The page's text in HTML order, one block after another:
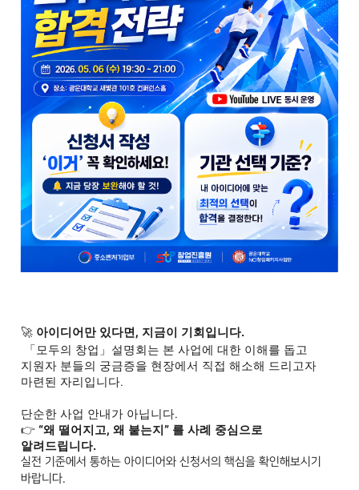
🚀 아이디어만 있다면, 지금이 기회입니다.
「모두의 창업」설명회는 본 사업에 대한 이해를 돕고
지원자 분들의 궁금증을 현장에서 직접 해소해 드리고자
마련된 자리입니다.
단순한 사업 안내가 아닙니다.
👉“왜 떨어지고, 왜 붙는지” 를 사례 중심으로
알려드립니다.
실전 기준에서 통하는 아이디어와 신청서의 핵심을 확인해보시기
바랍니다.